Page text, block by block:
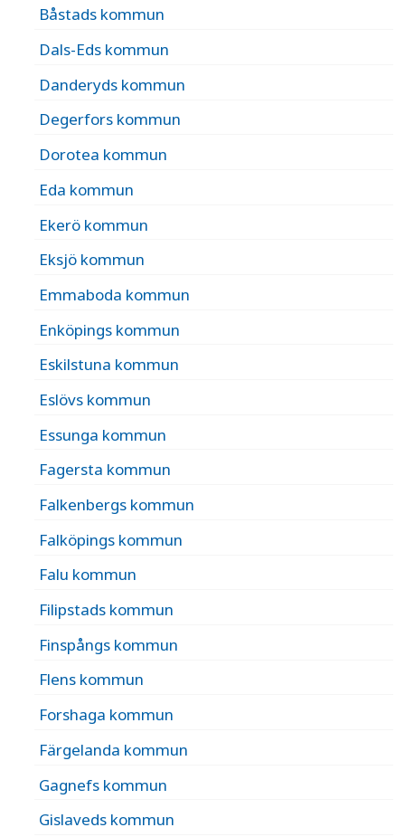
Båstads kommun
Dals-Eds kommun
Danderyds kommun
Degerfors kommun
Dorotea kommun
Eda kommun
Ekerö kommun
Eksjö kommun
Emmaboda kommun
Enköpings kommun
Eskilstuna kommun
Eslövs kommun
Essunga kommun
Fagersta kommun
Falkenbergs kommun
Falköpings kommun
Falu kommun
Filipstads kommun
Finspångs kommun
Flens kommun
Forshaga kommun
Färgelanda kommun
Gagnefs kommun
Gislaveds kommun